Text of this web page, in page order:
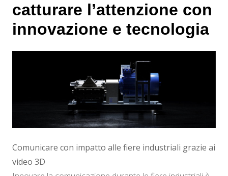
catturare l’attenzione con
innovazione e tecnologia
Comunicare con impatto alle fiere industriali grazie ai
video 3D